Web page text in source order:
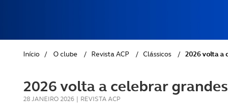
GOLFE
AUTOCARAVANISMO
Início / O clube / Revista ACP / Clássicos / 2026 volta a
2026 volta a celebrar
28 JANEIRO 2026 | REVISTA ACP